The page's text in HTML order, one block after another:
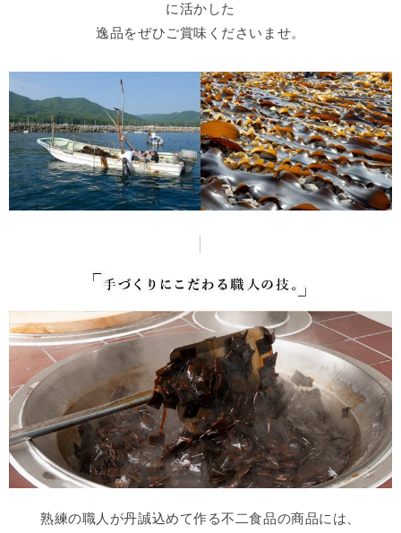
に活かした
逸品をぜひご賞味くださいませ。
熟練の職人が丹誠込めて作る不二食品の商品には、